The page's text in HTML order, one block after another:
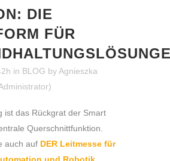
DIE
FÜR
in BLOG byAgnieszka
ist das Rückgrat der Smart
Querschnittfunktion.
auch auf DER Leitmesse für